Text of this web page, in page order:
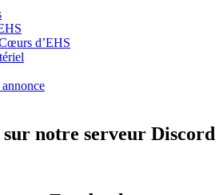
d’EHS
notre serveur Discord